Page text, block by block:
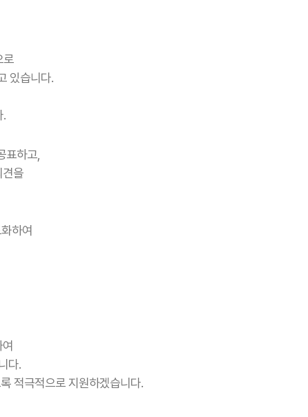
로
있습니다.
.
표하고,
견을
하여
다.
적극적으로 지원하겠습니다.